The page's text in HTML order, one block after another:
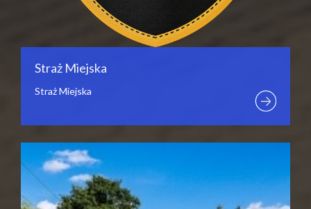
Straż Miejska
Straż Miejska